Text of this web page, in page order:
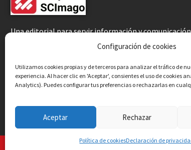
Configuración de cookies
Utilizamos cookies propias y de terceros para analizar el tráfico de
experiencia. Al hacer clic en 'Aceptar', consientes el uso de cookies
Analytics). Puedes configurar tus preferencias o rechazarlas en
Aceptar Rechazar
Política de cookies
Una editorial para servir información y comunicación
científicas de calidad a la comunidad académica